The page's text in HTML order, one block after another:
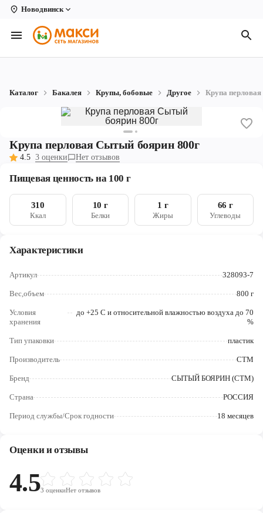
Новодвинск
Вологда
Архангельск
Коряжма
Котлас
Новодвинск
Рыбинск
Ярославль
Каталог Бакалея Крупы, бобовые Другое Крупа
Крупа перловая Сытый боярин 800г
4.5 3 оценки Нет отзывов
Пищевая ценность на 100 г
310
Ккал
10 г
Белки
1 г
Жиры
66 г
Углеводы
Характеристики
Артикул 328093-7
Вес,объем 800 г
Условия
хранения
до +25 С и относительной влажностью воздуха до 70
%
Тип упаковки пластик
Производитель СТМ
Бренд СЫТЫЙ БОЯРИН (СТМ)
Страна РОССИЯ
Период службы/Срок годности 18 месяцев
Оценки и отзывы
4.53 оценкиНет отзывов